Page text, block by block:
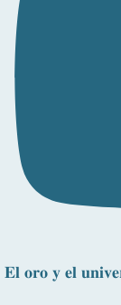
𝐄𝐥 𝐨𝐫𝐨 𝐲 𝐞𝐥